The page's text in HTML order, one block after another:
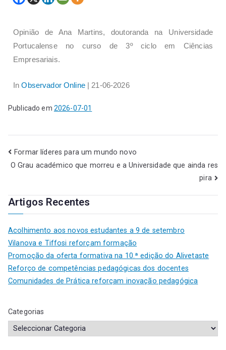
Opinião de Ana Martins, doutoranda na Universidade
Portucalense no curso de 3º ciclo em Ciências
Empresariais.
InObservador Online| 21-06-2026
Publicado em 2026-07-01
Formar líderes para um mundo novo
O Grau académico que morreu e a Universidade que ainda res
pira
Artigos Recentes
Acolhimento aos novos estudantes a 9 de setembro
Vilanova e Tiffosi reforçam formação
Promoção da oferta formativa na 10.ª edição do Alivetaste
Reforço de competências pedagógicas dos docentes
Comunidades de Prática reforçam inovação pedagógica
Categorias